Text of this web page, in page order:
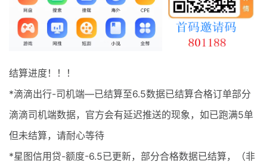
最新通知
项目介绍
结算进度！！！
*滴滴出行-司机端—已结算至6.5数据已结算合格订单部分
滴滴司机端数据，官方会有延迟推送的现象，如已跑满5单
但未结算，请耐心等待
*星图信用贷-额度-6.5已更新，部分合格数据已结算，（非